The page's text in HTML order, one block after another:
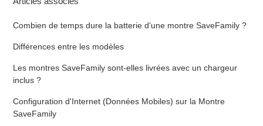
Combien de temps dure la batterie d'une montre SaveFamily ?
Différences entre les modèles
Les montres SaveFamily sont-elles livrées avec un chargeur
inclus ?
Configuration d'Internet (Données Mobiles) sur la Montre
SaveFamily